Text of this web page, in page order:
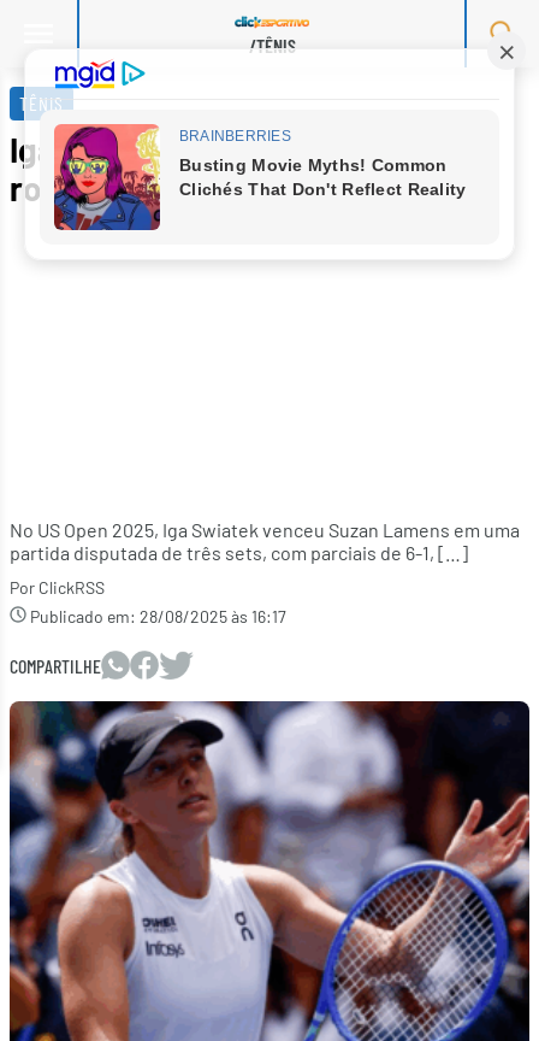
to
content
/TÊNIS
TÊNIS
Iga Swiatek avança à terceira
rodada do US Open 2025
No US Open 2025, Iga Swiatek venceu Suzan Lamens em uma
partida disputada de três sets, com parciais de 6-1, […]
Por ClickRSS
Publicado em: 28/08/2025 às 16:17
COMPARTILHE